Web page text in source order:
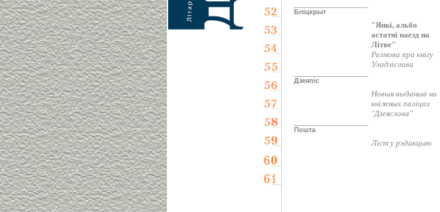
Бліцкрыт
"Янкі, альбо
астатні наезд на
Літве"
Размова пра кнігу
Уладзіслава
Дзеяпіс
Новыя выданьні на
кніжных паліцах
"Дзеяслова"
Пошта
Ліст у рэдакцыю